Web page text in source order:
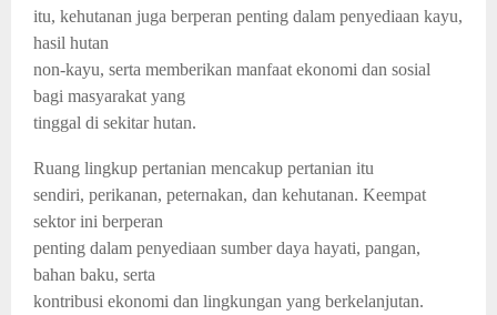
itu, kehutanan juga berperan penting dalam penyediaan kayu,
hasil hutan
non-kayu, serta memberikan manfaat ekonomi dan sosial
bagi masyarakat yang
tinggal di sekitar hutan.
Ruang lingkup pertanian mencakup pertanian itu
sendiri, perikanan, peternakan, dan kehutanan. Keempat
sektor ini berperan
penting dalam penyediaan sumber daya hayati, pangan,
bahan baku, serta
kontribusi ekonomi dan lingkungan yang berkelanjutan.